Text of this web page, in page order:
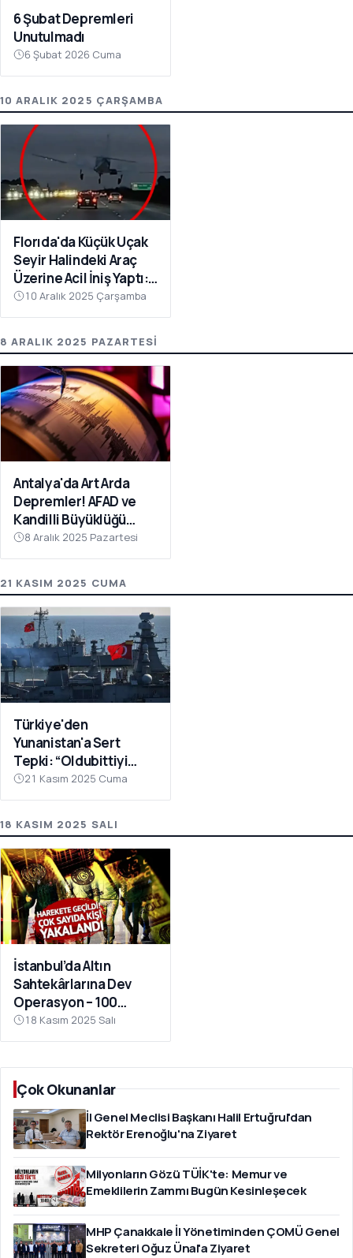
6 Şubat Depremleri
Unutulmadı
6 Şubat 2026 Cuma
10 ARALIK 2025 ÇARŞAMBA
Florıda'da Küçük Uçak
Seyir Halindeki Araç
Üzerine Acil İniş Yaptı: 1
Yaralı
10 Aralık 2025 Çarşamba
8 ARALIK 2025 PAZARTESI
Antalya'da Art Arda
Depremler! AFAD ve
Kandilli Büyüklüğü
Açıkladı
8 Aralık 2025 Pazartesi
21 KASIM 2025 CUMA
Türkiye'den
Yunanistan'a Sert
Tepki: “Oldubittiyi
Kabul Etmiyoruz,
Çabaları Sonuçsuz
21 Kasım 2025 Cuma
18 KASIM 2025 SALI
İstanbul’da Altın
Sahtekârlarına Dev
Operasyon – 100
Milyar TL Kamu Zararı
Ortaya Çıktı
18 Kasım 2025 Salı
Çok Okunanlar
İl Genel Meclisi Başkanı Halil Ertuğrul'dan
Rektör Erenoğlu'na Ziyaret
Milyonların Gözü TÜİK'te: Memur ve
Emeklilerin Zammı Bugün Kesinleşecek
MHP Çanakkale İl Yönetiminden ÇOMÜ Genel
Sekreteri Oğuz Ünal'a Ziyaret